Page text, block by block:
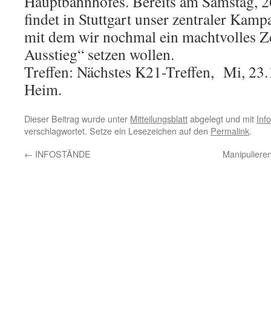
findet in Stuttgart unser zentraler
mit dem wir nochmal ein machtvolles
Ausstieg“ setzen wollen.
Treffen: Nächstes K21-Treffen, Mi,
Heim.
Dieser Beitrag wurde unter Mitteilungsblattabgelegt und mit
verschlagwortet. Setze ein Lesezeichen auf den Permalink.
← INFOSTÄNDE